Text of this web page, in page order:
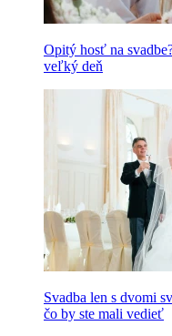
Opitý hosť na
veľký deň
Svadba len s dvomi
čo by ste mali vedieť